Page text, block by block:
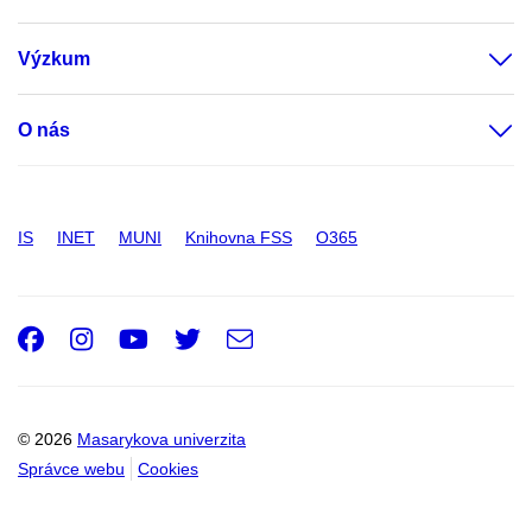
Výzkum
O nás
IS INET MUNI Knihovna FSS O365
© 2026 Masarykova univerzita
Správce webu
Cookies
Facebook
Instagram
Youtube
Twitter
e-